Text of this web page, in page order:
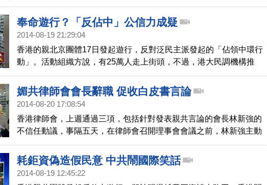
來關心。
奉命遊行？「反佔中」公信力成疑
2014-08-19 21:29:04
香港的親北京團體17日發起遊行，反對泛民主派發起的「佔領中環行
動」。活動組織方說，有25萬人走上街頭，不過，港大民調機構推
算，實際人數應在8萬多。另外多家港媒曝光，「被遊行」的走路工，
讓反佔中行動引發質疑。
媚共律師會會長辭職 促收白皮書言論
2014-08-20 17:08:54
香港律師會，上週通過三項，包括針對發表親共言論的會長林新強的
不信任動議，事隔五天，在律師會召開理事會會議之前，林新強主動
向傳媒表示，會提出請辭，其後獲律師會接納並選出新會長接任。
耗鉅資偽造假民意 中共鬧國際笑話
2014-08-19 12:45:22